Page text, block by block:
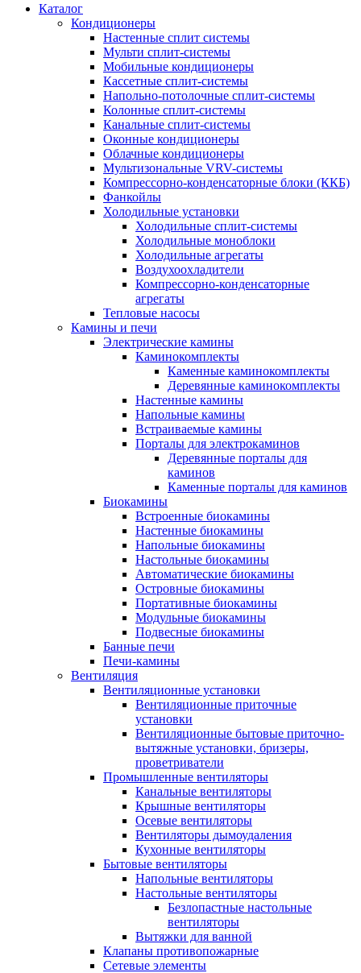
Каталог
Кондиционеры
Настенные сплит системы
Мульти сплит-системы
Мобильные кондиционеры
Кассетные сплит-системы
Напольно-потолочные сплит-системы
Колонные сплит-системы
Канальные сплит-системы
Оконные кондиционеры
Облачные кондиционеры
Мультизональные VRV-системы
Компрессорно-конденсаторные блоки (ККБ)
Фанкойлы
Холодильные установки
Холодильные сплит-системы
Холодильные моноблоки
Холодильные агрегаты
Воздухоохладители
Компрессорно-конденсаторные
агрегаты
Тепловые насосы
Камины и печи
Электрические камины
Каминокомплекты
Каменные каминокомплекты
Деревянные каминокомплекты
Настенные камины
Напольные камины
Встраиваемые камины
Порталы для электрокаминов
Деревянные порталы для
каминов
Каменные порталы для каминов
Биокамины
Встроенные биокамины
Настенные биокамины
Напольные биокамины
Настольные биокамины
Автоматические биокамины
Островные биокамины
Портативные биокамины
Модульные биокамины
Подвесные биокамины
Банные печи
Печи-камины
Вентиляция
Вентиляционные установки
Вентиляционные приточные
установки
Вентиляционные бытовые приточно-
вытяжные установки, бризеры,
проветриватели
Промышленные вентиляторы
Канальные вентиляторы
Крышные вентиляторы
Осевые вентиляторы
Вентиляторы дымоудаления
Кухонные вентиляторы
Бытовые вентиляторы
Напольные вентиляторы
Настольные вентиляторы
Безлопастные настольные
вентиляторы
Вытяжки для ванной
Клапаны противопожарные
Сетевые элементы